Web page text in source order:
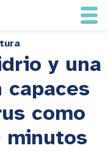
y una
como
minutos